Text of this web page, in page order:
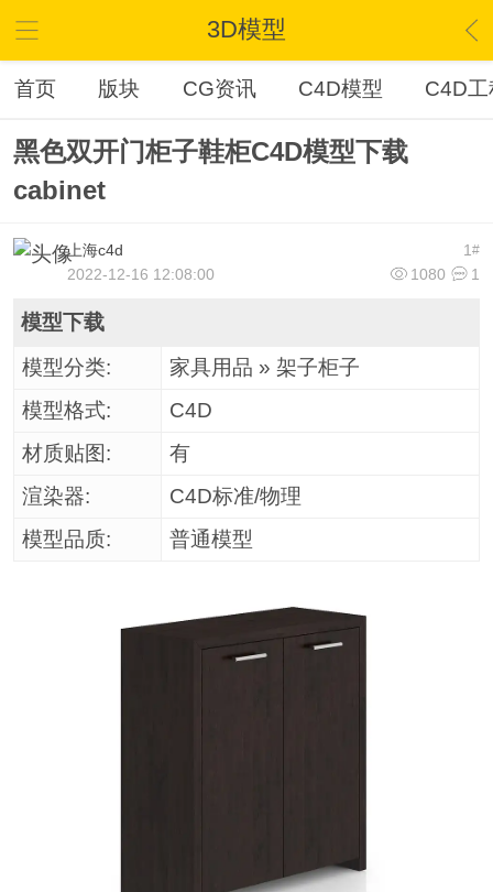
3D模型
首页 版块 CG资讯 C4D模型 C4D工
黑色双开门柜子鞋柜C4D模型下载
cabinet
1#
上海c4d
1080
1
2022-12-16 12:08:00
模型下载
模型分类:
家具用品 » 架子柜子
模型格式:
C4D
材质贴图:
有
渲染器:
C4D标准/物理
模型品质:
普通模型